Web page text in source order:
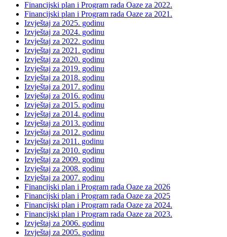
Financijski plan i Program rada Oaze za 2022.
Financijski plan i Program rada Oaze za 2021.
Izvještaj za 2025. godinu
Izvještaj za 2024. godinu
Izvještaj za 2022. godinu
Izvještaj za 2021. godinu
Izvještaj za 2020. godinu
Izvještaj za 2019. godinu
Izvještaj za 2018. godinu
Izvještaj za 2017. godinu
Izvještaj za 2016. godinu
Izvještaj za 2015. godinu
Izvještaj za 2014. godinu
Izvještaj za 2013. godinu
Izvještaj za 2012. godinu
Izvještaj za 2011. godinu
Izvještaj za 2010. godinu
Izvještaj za 2009. godinu
Izvještaj za 2008. godinu
Izvještaj za 2007. godinu
Financijski plan i Program rada Oaze za 2026
Financijski plan i Program rada Oaze za 2025
Financijski plan i Program rada Oaze za 2024.
Financijski plan i Program rada Oaze za 2023.
Izvještaj za 2006. godinu
Izvještaj za 2005. godinu